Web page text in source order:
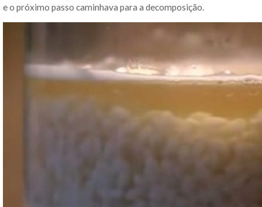
e o próximo passo caminhava para a decomposição.